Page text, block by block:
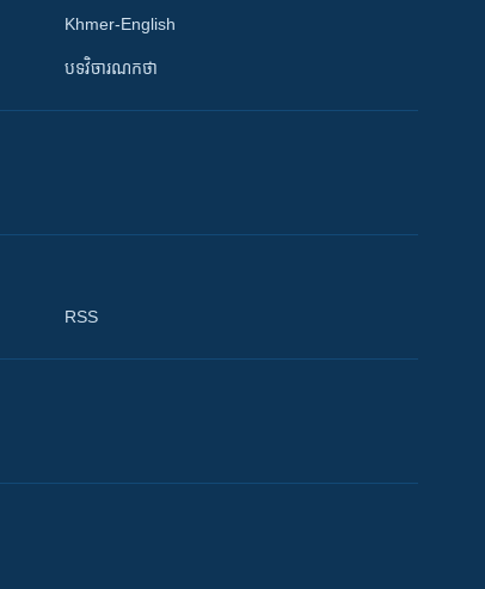
Khmer-English
បទវិចារណកថា
RSS